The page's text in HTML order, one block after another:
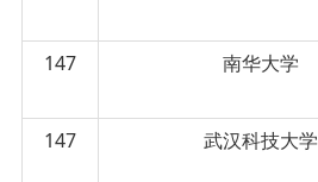
147
南华大学
147
武汉科技大学